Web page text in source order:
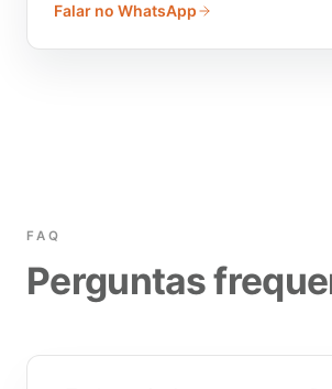
Falar no WhatsApp
FAQ
Perguntas